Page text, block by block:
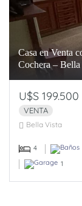
Casa en Venta
Cochera – Bella
U$S 199.500
VENTA
Bella Vista
4
1